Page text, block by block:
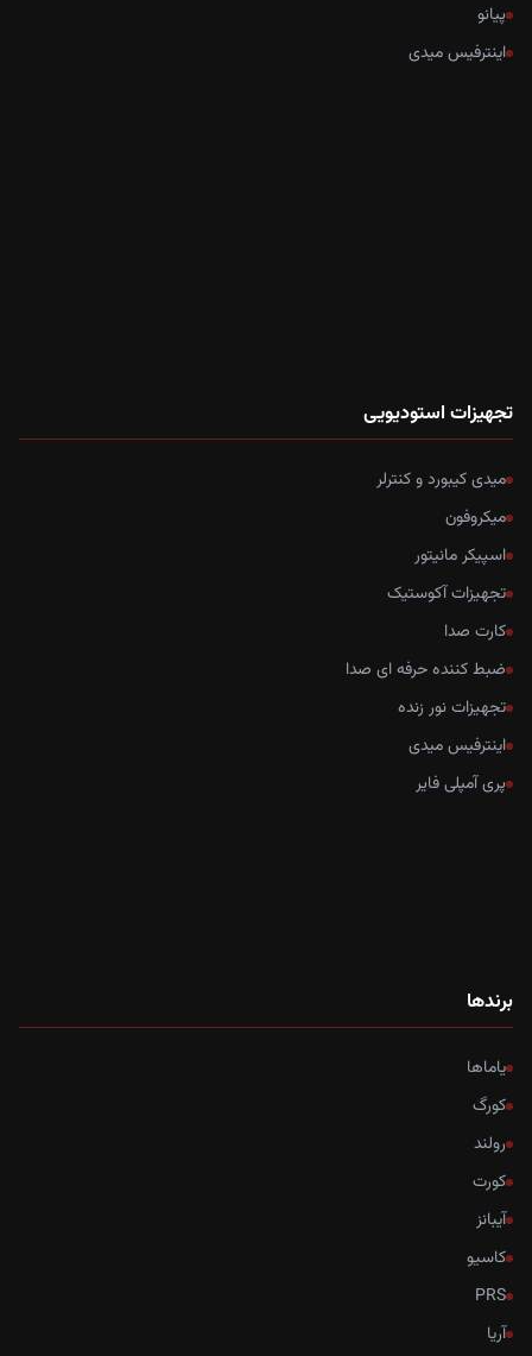
پیانو
اینترفیس میدی
تجهیزات استودیویی
میدی کیبورد و کنترلر
میکروفون
اسپیکر مانیتور
تجهیزات آکوستیک
کارت صدا
ضبط کننده حرفه ای صدا
تجهیزات نور زنده
اینترفیس میدی
پری آمپلی فایر
برندها
یاماها
کورگ
رولند
کورت
آیبانز
کاسیو
PRS
آریا